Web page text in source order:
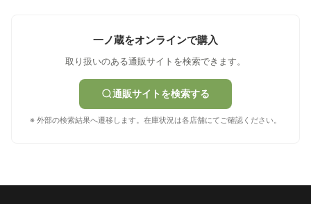
一ノ蔵をオンラインで購入
取り扱いのある通販サイトを検索できます。
通販サイトを検索する
※ 外部の検索結果へ遷移します。在庫状況は各店舗にてご確認ください。